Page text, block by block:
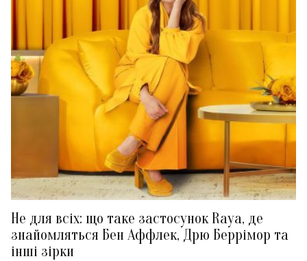
Не для всіх: що таке застосунок Raya, де
знайомляться Бен Аффлек, Дрю Беррімор та
інші зірки